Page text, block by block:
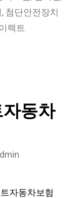
, 첨단안전장치
렉트
자동차
자동차보험